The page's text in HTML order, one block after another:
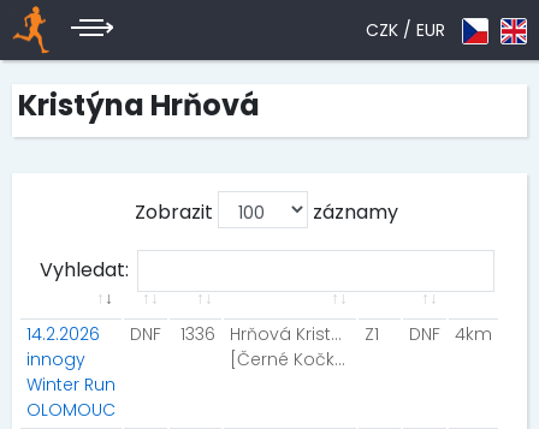
CZK / EUR
Kristýna Hrňová
Zobrazit záznamy
Vyhledat:
14.2.2026
innogy
Winter Run
OLOMOUC
DNF 1336
Hrňová Kristýna
[Černé Kočky ]
Z1 DNF 4km